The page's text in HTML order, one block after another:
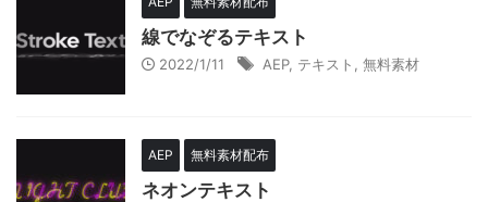
線でなぞるテキスト
2022/1/11 AEP, テキスト 無料素材
AEP 無料素材配布
ネオンテキスト